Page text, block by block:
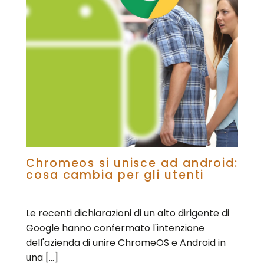
Chromeos si unisce ad android:
cosa cambia per gli utenti
Le recenti dichiarazioni di un alto dirigente di
Google hanno confermato l'intenzione
dell'azienda di unire ChromeOS e Android in
una […]